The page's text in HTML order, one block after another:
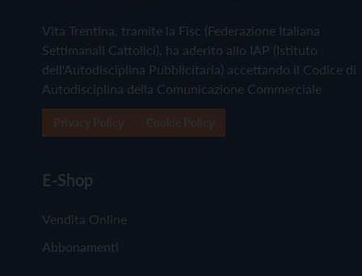
Vita Trentina, tramite la Fisc (Federazione Italiana
Settimanali Cattolici), ha aderito allo IAP (Istituto
dell'Autodisciplina Pubblicitaria) accettando il Codice di
Autodisciplina della Comunicazione Commerciale
E-Shop
Vendita Online
Abbonamenti